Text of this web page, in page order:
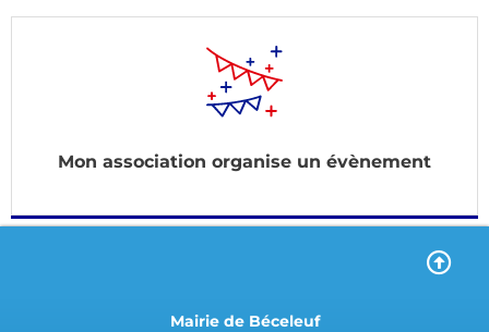
Mon association organise un évènement
Mairie de Béceleuf